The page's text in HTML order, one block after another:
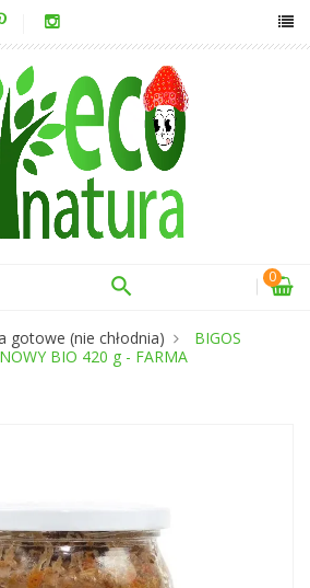
0
gotowe (nie chłodnia)
BIGOS
BIO 420 g - FARMA